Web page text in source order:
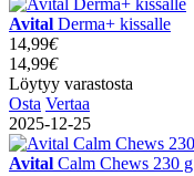
Avital Derma+ kissalle
14,99€
14,99€
Löytyy varastosta
Osta Vertaa
2025-12-25
Avital Calm Chews 230 g